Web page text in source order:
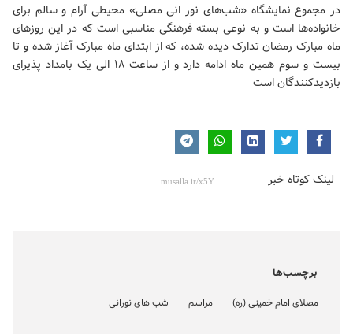
در مجموع نمایشگاه «شب‌های نور انی مصلی» محیطی آرام و سالم برای
خانواده‌ها است و به نوعی بسته فرهنگی مناسبی است که در این روزهای
ماه مبارک رمضان تدارک دیده شده، که از ابتدای ماه مبارک آغاز شده و تا
بیست و سوم همین ماه ادامه دارد و از ساعت ۱۸ الی یک بامداد پذیرای
بازدیدکنندگان است
لینک کوتاه خبر
برچسب‌ها
مصلای امام خمینی (ره) مراسم شب های نورانی